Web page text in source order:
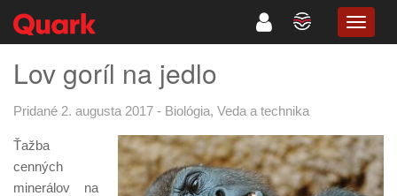
Lov goríl na jedlo
Pridané 2. augusta 2017 - Biológia, Veda a technika
Ťažba
cenných
minerálov na